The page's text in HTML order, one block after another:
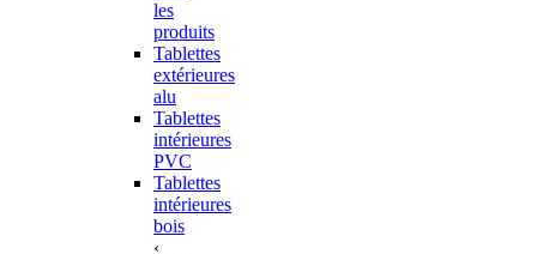
les
produits
Tablettes
extérieures
alu
Tablettes
intérieures
PVC
Tablettes
intérieures
bois
‹